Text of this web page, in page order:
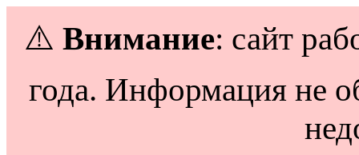
⚠️ Внимание: сайт
года. Информация не